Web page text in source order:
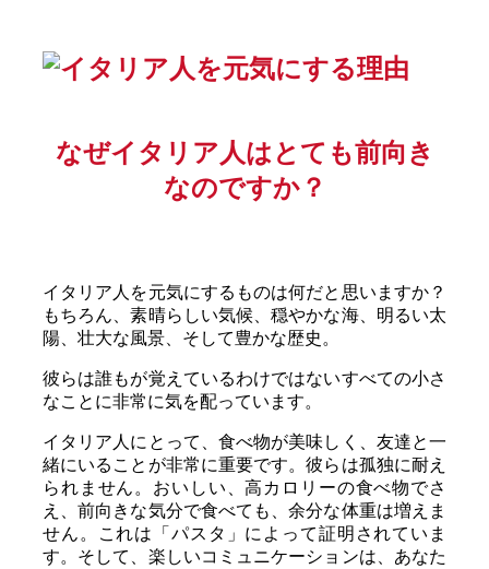
なぜイタリア人はとても前向き
なのですか？
イタリア人を元気にするものは何だと思いますか？
もちろん、素晴らしい気候、穏やかな海、明るい太
陽、壮大な風景、そして豊かな歴史。
彼らは誰もが覚えているわけではないすべての小さ
なことに非常に気を配っています。
イタリア人にとって、食べ物が美味しく、友達と一
緒にいることが非常に重要です。彼らは孤独に耐え
られません。おいしい、高カロリーの食べ物でさ
え、前向きな気分で食べても、余分な体重は増えま
せん。これは「パスタ」によって証明されていま
す。そして、楽しいコミュニケーションは、あなた